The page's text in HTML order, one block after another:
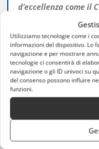
Utilizziamo tecnologie come i
informazioni del dispositivo. Lo
navigazione e per mostrare
tecnologie ci consentirà di
navigazione o gli ID univoci su
del consenso possono influire
funzioni.
d’eccellenza come il
poco meno di
massimi livelli sportivi
Velocità,
La collaborazione tra